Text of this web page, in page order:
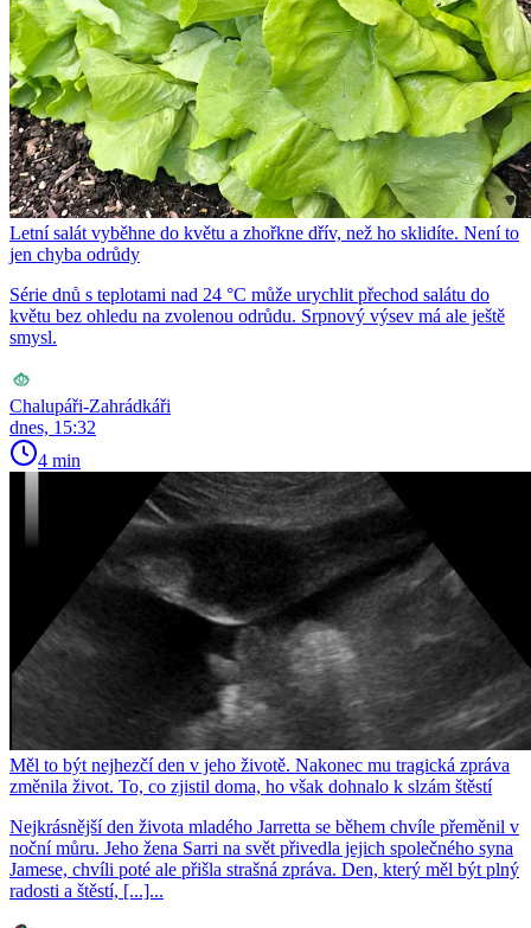
Letní salát vyběhne do květu a zhořkne dřív, než ho sklidíte. Není to
jen chyba odrůdy
Série dnů s teplotami nad 24 °C může urychlit přechod salátu do
květu bez ohledu na zvolenou odrůdu. Srpnový výsev má ale ještě
smysl.
Chalupáři-Zahrádkáři
dnes, 15:32
4 min
Měl to být nejhezčí den v jeho životě. Nakonec mu tragická zpráva
změnila život. To, co zjistil doma, ho však dohnalo k slzám štěstí
Nejkrásnější den života mladého Jarretta se během chvíle přeměnil v
noční můru. Jeho žena Sarri na svět přivedla jejich společného syna
Jamese, chvíli poté ale přišla strašná zpráva. Den, který měl být plný
radosti a štěstí, [...]...